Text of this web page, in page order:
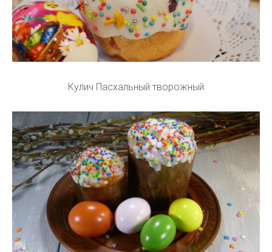
Кулич Пасхальный творожный